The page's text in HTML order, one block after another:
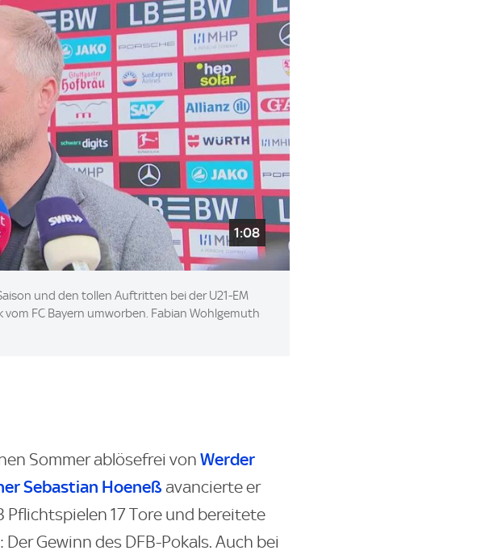
1:08
und den tollen Auftritten bei der U21-EM
FC Bayern umworben. Fabian Wohlgemuth
Sommer ablösefrei von Werder
Sebastian Hoeneß avancierte er
17 Tore und bereitete
Gewinn des DFB-Pokals. Auch bei